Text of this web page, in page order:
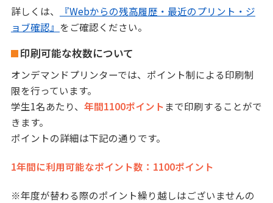
詳しくは、
『Webからの残高履歴・最近のプリント・ジ
ョブ確認』 をご確認ください。
印刷可能な枚数について
オンデマンドプリンターでは、ポイント制による印刷制
限を行っています。
学生1名あたり、 年間1100ポイント まで印刷することがで
きます。
ポイントの詳細は下記の通りです。
1年間に利用可能なポイント数：1100ポイント
※年度が替わる際のポイント繰り越しはございませんの